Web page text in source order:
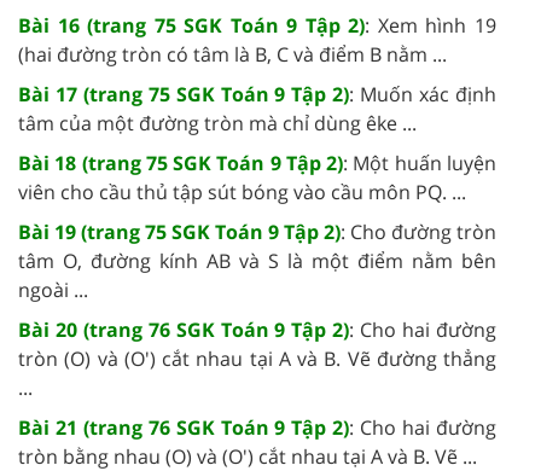
Bài 16 (trang 75 SGK Toán 9 Tập 2): Xem hình 19
(hai đường tròn có tâm là B, C và điểm B nằm ...
Bài 17 (trang 75 SGK Toán 9 Tập 2): Muốn xác định
tâm của một đường tròn mà chỉ dùng êke ...
Bài 18 (trang 75 SGK Toán 9 Tập 2): Một huấn luyện
viên cho cầu thủ tập sút bóng vào cầu môn PQ. ...
Bài 19 (trang 75 SGK Toán 9 Tập 2): Cho đường tròn
tâm O, đường kính AB và S là một điểm nằm bên
ngoài ...
Bài 20 (trang 76 SGK Toán 9 Tập 2): Cho hai đường
tròn (O) và (O') cắt nhau tại A và B. Vẽ đường thẳng
...
Bài 21 (trang 76 SGK Toán 9 Tập 2): Cho hai đường
tròn bằng nhau (O) và (O') cắt nhau tại A và B. Vẽ ...